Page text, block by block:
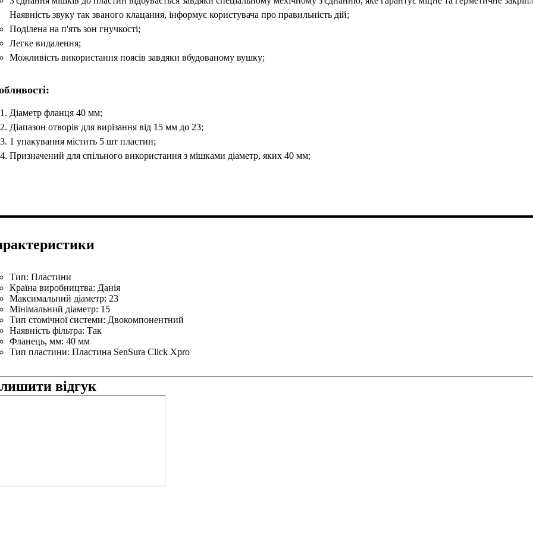
Наявність звуку так званого клацання, інформує користувача про правильність дій;
Поділена на п'ять зон гнучкості;
Легке видалення;
Можливість використання поясів завдяки вбудованому вушку;
Діаметр фланця 40 мм;
Діапазон отворів для вирізання від 15 мм до 23;
1 упакування містить 5 шт пластин;
Призначений для спільного використання з мішками діаметр, яких 40 мм;
Тип:Пластини
Країна виробництва: Данія
Максимальний діаметр: 23
Мінімальний діаметр: 15
Тип стомічної системи: Двокомпонентний
Наявність фільтра:Так
Фланець, мм:40 мм
Тип пластини:Пластина SenSura Click Xpro
відгук